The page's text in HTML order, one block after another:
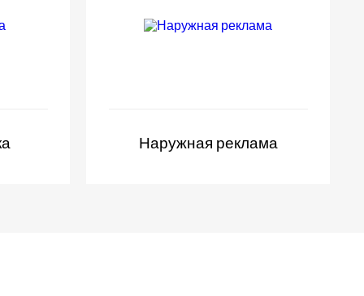
Наружная реклама